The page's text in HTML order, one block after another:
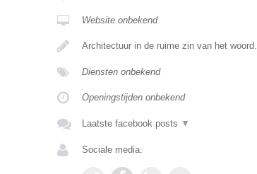
Website onbekend
Architectuur in de ruime zin van het woord.
Diensten onbekend
Openingstijden onbekend
Laatste facebook posts ▼
Sociale media: